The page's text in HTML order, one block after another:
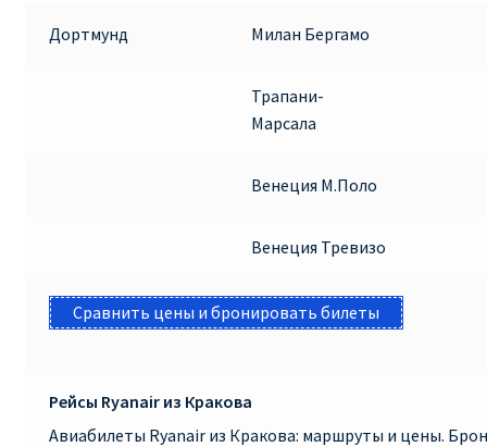
Дортмунд Милан Бергамо
Трапани-
Марсала
Венеция М.Поло
Венеция Тревизо
Сравнить цены и бронировать билеты
Рейсы Ryanair из Кракова
Авиабилеты Ryanair из Кракова: маршруты и цены.